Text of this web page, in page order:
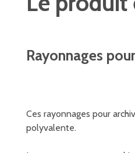
Rayonnages
Ces rayonnages pour
polyvalente.